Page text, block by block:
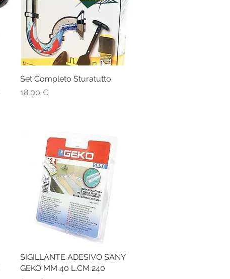
Vista rapida
Set Completo Sturatutto
Prezzo
18,00 €
Vista rapida
SIGILLANTE ADESIVO SANY
GEKO MM 40 L.CM 240